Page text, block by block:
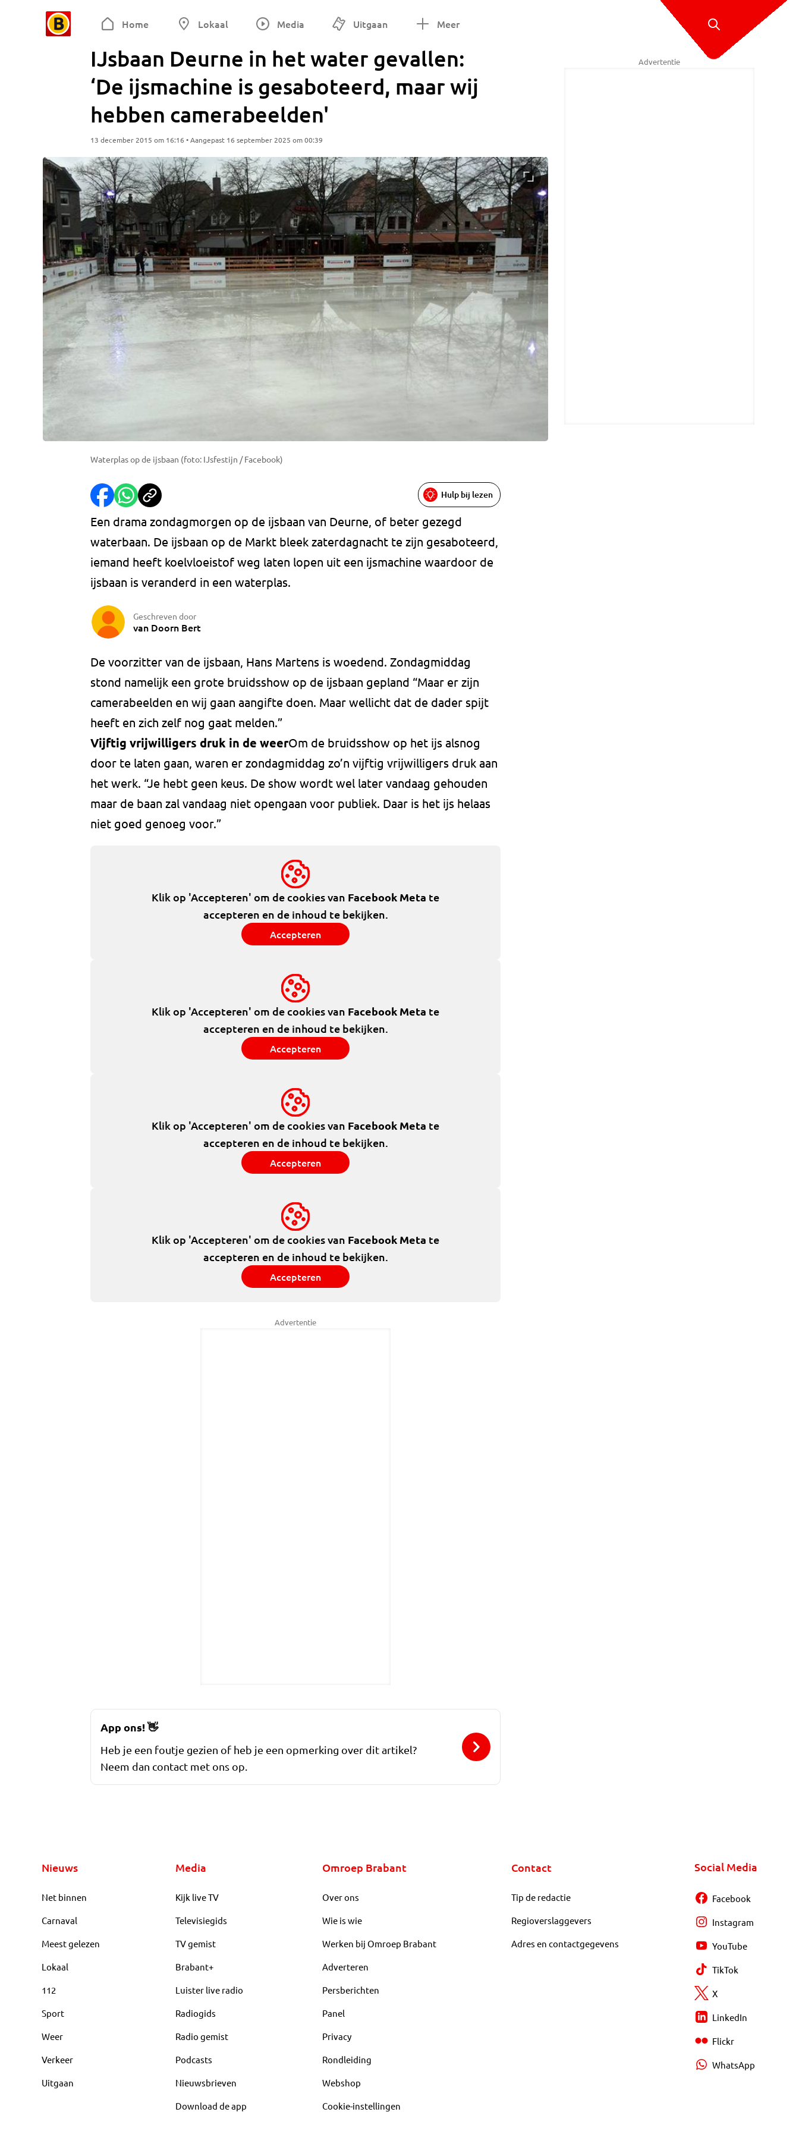
Home Lokaal Media Uitgaan Meer
IJsbaan Deurne in het water gevallen:
‘De ijsmachine is gesaboteerd, maar wij
hebben camerabeelden'
13 december 2015 om 16:16 • Aangepast 16 september 2025 om 00:39
Waterplas op de ijsbaan (foto: IJsfestijn / Facebook)
Hulp bij lezen
Een drama zondagmorgen op de ijsbaan van Deurne, of beter gezegd
waterbaan. De ijsbaan op de Markt bleek zaterdagnacht te zijn gesaboteerd,
iemand heeft koelvloeistof weg laten lopen uit een ijsmachine waardoor de
ijsbaan is veranderd in een waterplas.
Geschreven door
van Doorn Bert
De voorzitter van de ijsbaan, Hans Martens is woedend. Zondagmiddag
stond namelijk een grote bruidsshow op de ijsbaan gepland “Maar er zijn
camerabeelden en wij gaan aangifte doen. Maar wellicht dat de dader spijt
heeft en zich zelf nog gaat melden.”
Vijftig vrijwilligers druk in de weerOm de bruidsshow op het ijs alsnog
door te laten gaan, waren er zondagmiddag zo’n vijftig vrijwilligers druk aan
het werk. “Je hebt geen keus. De show wordt wel later vandaag gehouden
maar de baan zal vandaag niet opengaan voor publiek. Daar is het ijs helaas
niet goed genoeg voor.”
Klik op 'Accepteren' om de cookies van Facebook Meta te
accepteren en de inhoud te bekijken.
Accepteren
Klik op 'Accepteren' om de cookies van Facebook Meta te
accepteren en de inhoud te bekijken.
Accepteren
Klik op 'Accepteren' om de cookies van Facebook Meta te
accepteren en de inhoud te bekijken.
Accepteren
Klik op 'Accepteren' om de cookies van Facebook Meta te
accepteren en de inhoud te bekijken.
Accepteren
Advertentie
Advertentie
App ons!👋
Heb je een foutje gezien of heb je een opmerking over dit artikel?
Neem dan contact met ons op.
Nieuws
Net binnen
Carnaval
Meest gelezen
Lokaal
112
Sport
Weer
Verkeer
Uitgaan
Media
Kijk live TV
Televisiegids
TV gemist
Brabant+
Luister live radio
Radiogids
Radio gemist
Podcasts
Nieuwsbrieven
Download de app
Omroep Brabant
Over ons
Wie is wie
Werken bij Omroep Brabant
Adverteren
Persberichten
Panel
Privacy
Rondleiding
Webshop
Cookie-instellingen
Contact
Tip de redactie
Regioverslaggevers
Adres en contactgegevens
Social Media
Facebook
Instagram
YouTube
TikTok
X
LinkedIn
Flickr
WhatsApp